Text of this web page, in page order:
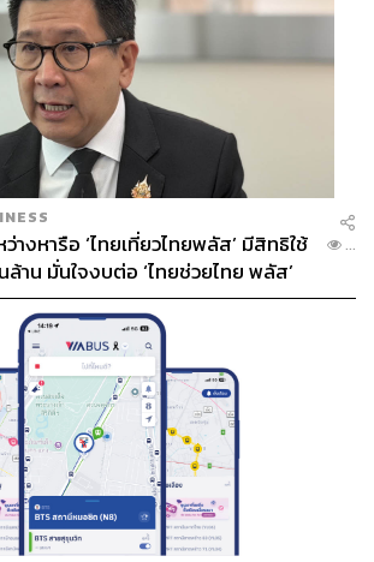
ว่างหารือ ‘ไทยเที่ยวไทยพลัส’ มีสิทธิใช้
าน มั่นใจงบต่อ ‘ไทยช่วยไทย พลัส’
...